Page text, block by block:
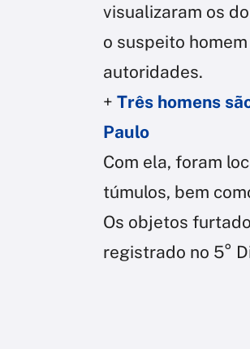
visualizaram os
o suspeito
autoridades.
+ Três homens
Paulo
Com ela, foram
túmulos, bem
Os objetos
registrado no 5°